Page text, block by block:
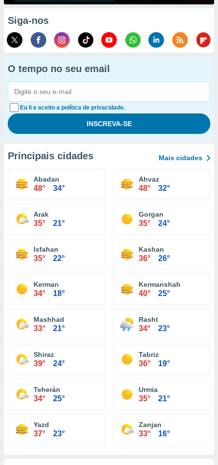
Siga-nos
O tempo no seu email
Eu li e aceito a política de privacidade.
Principais cidades Mais cidades
Abadan
48° 34°
Ahvaz
48° 32°
Arak
35° 21°
Gorgan
35° 24°
Isfahan
35° 22°
Kashan
36° 26°
Kerman
34° 18°
Kermanshah
40° 25°
Mashhad
33° 21°
Rasht
34° 23°
Shiraz
39° 24°
Tabriz
36° 19°
Teherán
34° 25°
Urmia
35° 21°
Yazd
37° 23°
Zanjan
33° 16°